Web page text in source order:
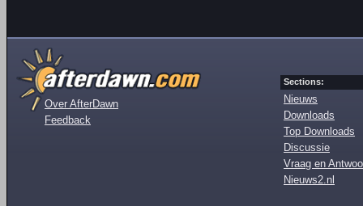
Over AfterDawn
Feedback
Sections:
Nieuws
Downloads
Top Downloads
Discussie
Vraag en
Nieuws2.nl